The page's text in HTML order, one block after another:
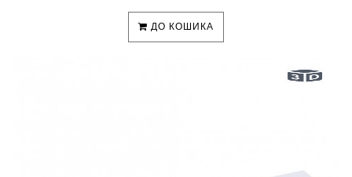
ДО КОШИКА